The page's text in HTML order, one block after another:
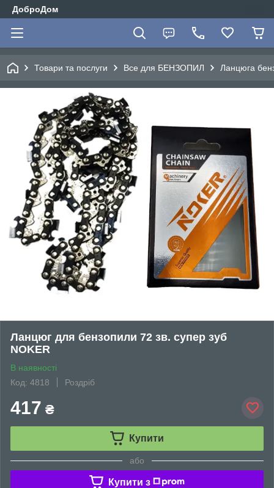
ДоброДом
Товари та послуги Все для БЕНЗОПИЛ Ланцюга
Ланцюг для бензопили 72 зв. супер зуб
NOKER
В наявності
Код: 4818
Роздріб
417 ₴
Купити
або
Купити з